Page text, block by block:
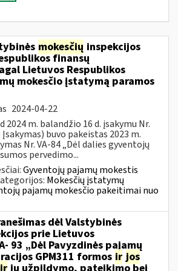
mokesčių inspekcijos
finansų
Lietuvos Respublikos
mokesčio įstatymą paramos
2024-04-22
m. balandžio 16 d. įsakymu Nr.
buvo pakeistas 2023 m.
Nr. VA-84 „Dėl dalies gyventojų
pervedimo...
Gyventojų pajamų mokestis
Mokesčių įstatymų
pajamų mokesčio pakeitimai nuo
dėl Valstybinės
prie Lietuvos
93 „Dėl Pavyzdinės pajamų
GPM311 formos ir jos
ir jų užpildymo, pateikimo bei